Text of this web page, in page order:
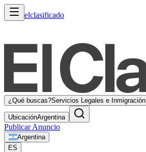
elclasificado
¿Qué buscas?Servicios Legales e Inmigración
UbicaciónArgentina
Publicar Anuncio
Argentina
ES